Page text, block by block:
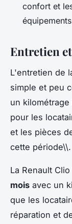
confort et
Entretien
L'entretien de
simple et peu
un
pour les
et les pièces
cette période\\.
La Renault
mois avec un
que les
réparation et